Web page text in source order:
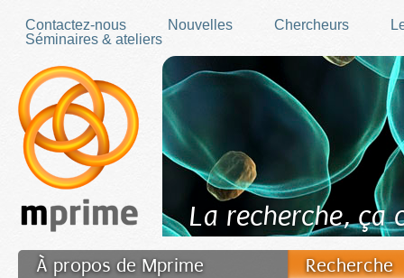
Contactez-nous
Nouvelles Chercheurs
Séminaires & ateliers
La recherche, ça
À propos de Mprime
Recherche